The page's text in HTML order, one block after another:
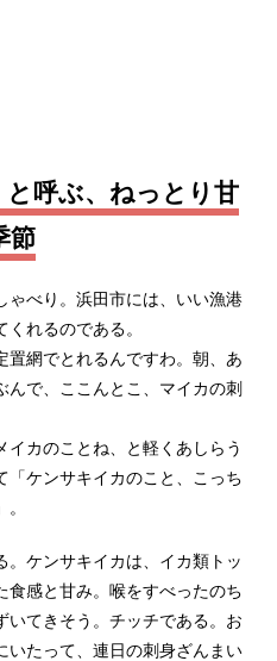
呼ぶ、ねっとり甘
節
ゃべり。浜田市には、いい漁港
れるのである。
置網でとれるんですわ。朝、あ
で、ここんとこ、マイカの刺
カのことね、と軽くあしらう
「ケンサキイカのこと、こっち
。ケンサキイカは、イカ類トッ
食感と甘み。喉をすべったのち
いてきそう。チッチである。お
いたって、連日の刺身ざんまい